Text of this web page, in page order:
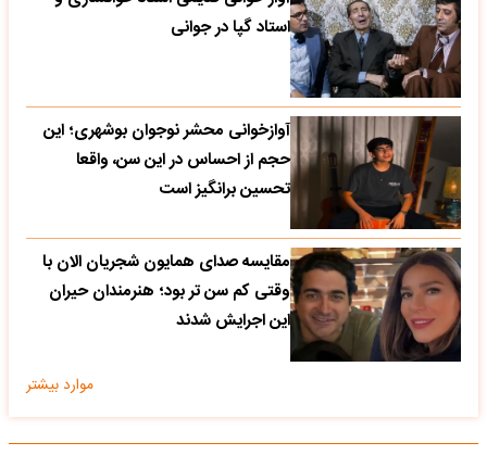
استاد گپا در جوانی
آوازخوانی محشر نوجوان بوشهری؛ این
حجم از احساس در این سن، واقعا
تحسین‌ برانگیز است
مقایسه صدای همایون شجریان الان با
وقتی کم سن تر بود؛ هنرمندان حیران
این اجرایش شدند
موارد بیشتر